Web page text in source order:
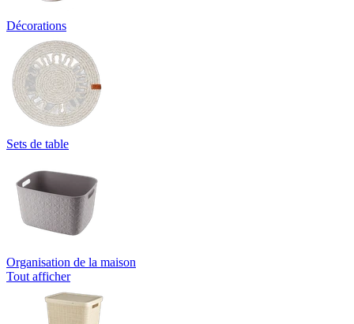
Décorations
Sets de table
Organisation de la maison
Tout afficher